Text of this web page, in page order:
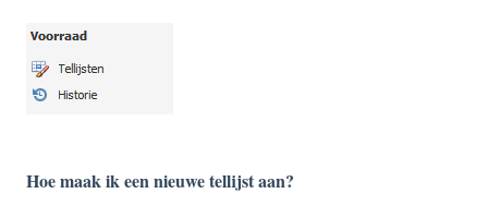
Hoe maak ik een nieuwe tellijst aan?